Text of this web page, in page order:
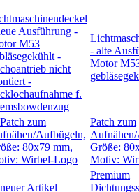
- alte
Motor
Patch zum
Größe:
Motiv:
Premium